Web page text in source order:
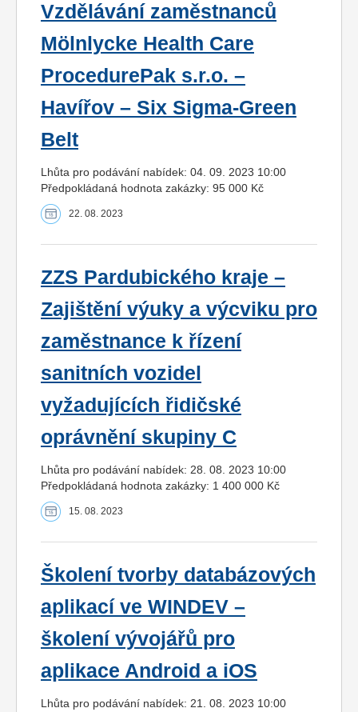
Vzdělávání zaměstnanců
Mölnlycke Health Care
ProcedurePak s.r.o. –
Havířov – Six Sigma-Green
Belt
Lhůta pro podávání nabídek: 04. 09. 2023 10:00
Předpokládaná hodnota zakázky: 95 000 Kč
22. 08. 2023
ZZS Pardubického kraje –
Zajištění výuky a výcviku pro
zaměstnance k řízení
sanitních vozidel
vyžadujících řidičské
oprávnění skupiny C
Lhůta pro podávání nabídek: 28. 08. 2023 10:00
Předpokládaná hodnota zakázky: 1 400 000 Kč
15. 08. 2023
Školení tvorby databázových
aplikací ve WINDEV –
školení vývojářů pro
aplikace Android a iOS
Lhůta pro podávání nabídek: 21. 08. 2023 10:00